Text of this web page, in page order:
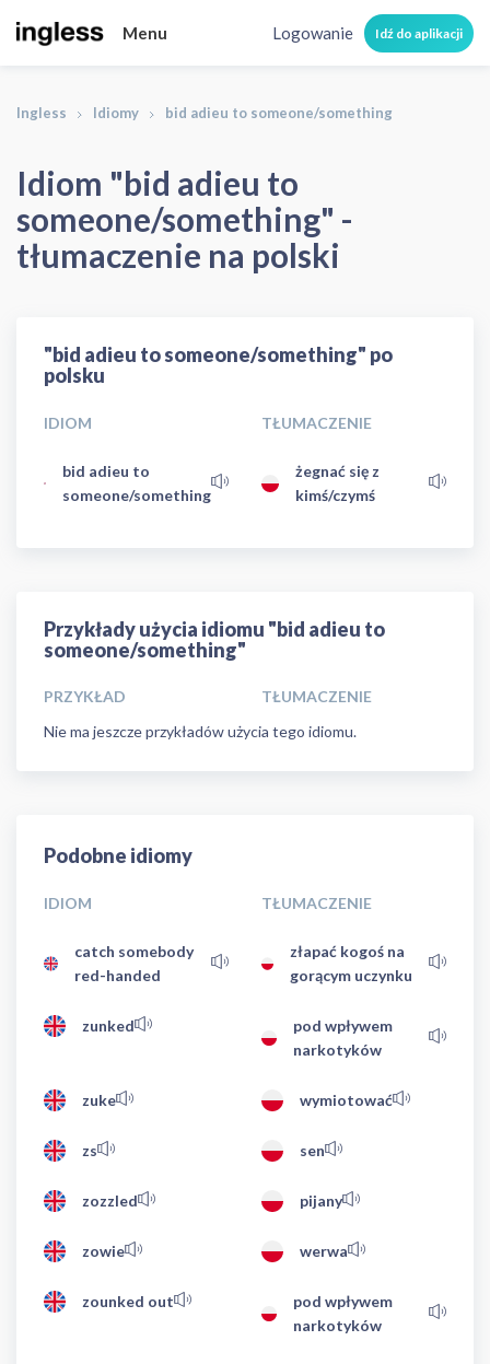
Menu Logowanie Idź do aplikacji
Ingless Idiomy bid adieu to someone/something
Idiom "bid adieu to
someone/something" -
tłumaczenie na polski
"bid adieu to someone/something" po
polsku
IDIOM TŁUMACZENIE
bid adieu to
someone/something
żegnać się z
kimś/czymś
Przykłady użycia idiomu "bid adieu to
someone/something"
PRZYKŁAD
TŁUMACZENIE
Nie ma jeszcze przykładów użycia tego idiomu.
Podobne idiomy
IDIOM TŁUMACZENIE
catch somebody
red-handed
złapać kogoś na
gorącym uczynku
zunked
pod wpływem
narkotyków
zuke wymiotować
zs sen
zozzled pijany
zowie werwa
zounked out
pod wpływem
narkotyków